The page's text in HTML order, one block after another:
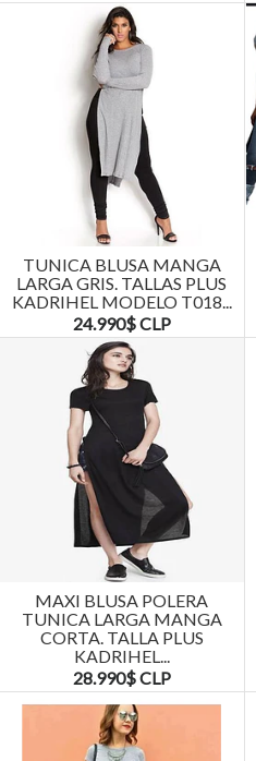
TUNICA BLUSA MANGA
LARGA GRIS. TALLAS PLUS
KADRIHEL MODELO T018...
24.990$ CLP
MAXI BLUSA POLERA
TUNICA LARGA MANGA
CORTA. TALLA PLUS
KADRIHEL...
28.990$ CLP